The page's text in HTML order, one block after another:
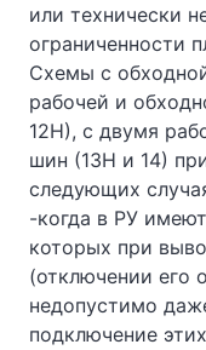
или технически
ограниченности
Схемы с
рабочей и
12Н), с двумя
шин (13Н и 14)
следующих
-когда в РУ
которых при
(отключении его
недопустимо
подключение